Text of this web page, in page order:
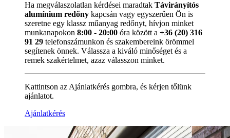
Ha megválaszolatlan kérdései maradtak Távirányítós
alumínium redőny kapcsán vagy egyszerűen Ön is
szeretne egy klassz műanyag redőnyt, hívjon minket
munkanapokon 8:00 - 20:00 óra között a +36 (20) 316
91 29 telefonszámunkon és szakembereink örömmel
segítenek önnek. Válassza a kiváló minőséget és a
remek szakértelmet, azaz válasszon minket.
Kattintson az Ajánlatkérés gombra, és kérjen tőlünk
ajánlatot.
Ajánlatkérés